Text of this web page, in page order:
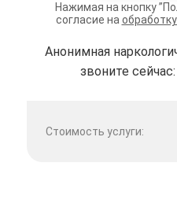
Нажимая на кнопку
согласие на
Анонимная
звоните сейчас:
Стоимость услуги: